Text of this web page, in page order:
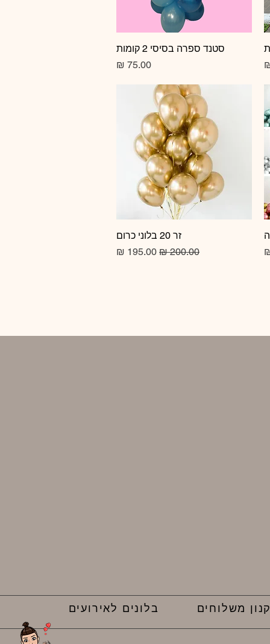
תצוגה מהירה
סטנד ספרה בסיסי 2 קומות
מחיר
תצוגה מהירה
זר 20 בלוני כרום
מחיר רגיל מחיר מבצע
משלוחים בלונים לאירועים